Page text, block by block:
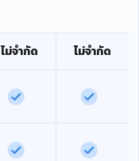
ไม่จำกัด ไม่จำกัด